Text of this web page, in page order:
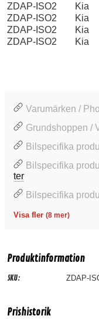
ZDAP-ISO2
Kia
ZDAP-ISO2
Kia
ZDAP-ISO2
Kia
ZDAP-ISO2
Kia
Varumärken /
Grundshoppen /
Bilspecifika
Bilspecifika
ter
Bilspecifika
Visa fler (8 mer)
Produktinformation
SKU: ZDAP-
Prishistorik